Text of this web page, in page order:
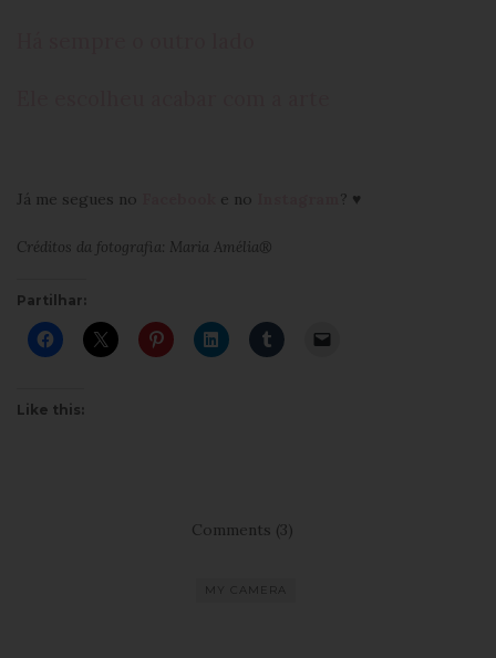
Já me segues no e no ? ♥
Créditos da fotografia: Maria Amélia®
Partilhar:
Like this:
Comments (3)
MY CAMERA